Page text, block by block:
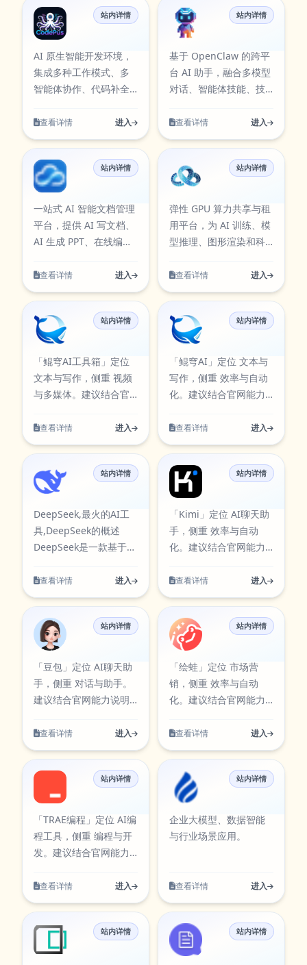
CodePus
站内详情
AI 原生智能开发环境，
集成多种工作模式、多
智能体协作、代码补全
需求到发布的完整开发
流程。
查看详情 进入
KQBot
站内详情
基于 OpenClaw 的跨平
台 AI 助手，融合多模型
对话、智能体技能、技
流，可处理写作、代
码、创作与办公任务。
查看详情 进入
智文档
站内详情
一站式 AI 智能文档管理
平台，提供 AI 写文档、
AI 生成 PPT、在线编
场与团队协作服务。
查看详情 进入
算力云享
站内详情
弹性 GPU 算力共享与租
用平台，为 AI 训练、模
型推理、图形渲染和科
透明账单与实例管理。
查看详情 进入
鲲穹AI工具箱
站内详情
「鲲穹AI工具箱」定位
文本与写作，侧重 视频
与多媒体。建议结合官
是否匹配你的流程。
查看详情 进入
鲲穹AI
站内详情
「鲲穹AI」定位 文本与
写作，侧重 效率与自动
化。建议结合官网能力
配你的流程。
查看详情 进入
DeepSeek
站内详情
DeepSeek,最火的AI工
具,DeepSeek的概述
DeepSeek是一款基于
言模型，作为一款国产
的超大规模参数深度学
能和广泛的应用前景。
它能够帮助用户解决各
种复杂的问题、生成高
质量的文本、进行深入
的数据分析等。
DeepSeek的功能包括但
查看详情 进入
Kimi
站内详情
「Kimi」定位 AI聊天助
手，侧重 效率与自动
化。建议结合官网能力
配你的流程。
查看详情 进入
豆包
站内详情
「豆包」定位 AI聊天助
手，侧重 对话与助手。
建议结合官网能力说明
的流程。
查看详情 进入
绘蛙
站内详情
「绘蛙」定位 市场营
销，侧重 效率与自动
化。建议结合官网能力
配你的流程。
查看详情 进入
TRAE编程
站内详情
「TRAE编程」定位 AI编
程工具，侧重 编程与开
发。建议结合官网能力
配你的流程。
查看详情 进入
滴普科技
站内详情
企业大模型、数据智能
与行业场景应用。
查看详情 进入
秒出PPT
站内详情
司马阅
站内详情